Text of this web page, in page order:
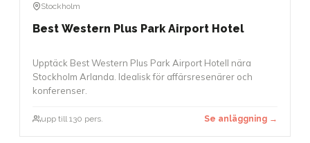
Stockholm
Best Western Plus Park Airport Hotel
Upptäck Best Western Plus Park Airport Hotell nära
Stockholm Arlanda. Idealisk för affärsresenärer och
konferenser.
upp till 130 pers. Se anläggning →